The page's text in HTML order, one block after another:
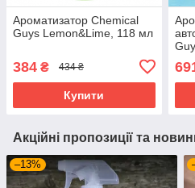
Ароматизатор Chemical
Guys Lemon&Lime, 118 мл
384 ₴ 434 ₴
Купити
Акційні пропозиції та
–13%